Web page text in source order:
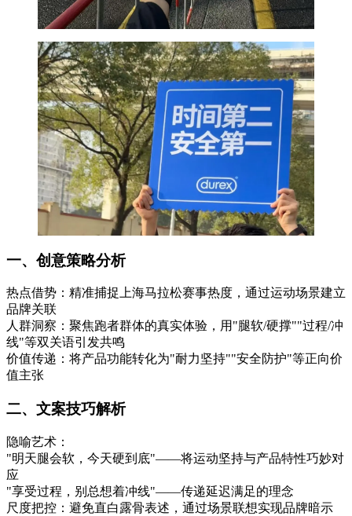
一、创意策略分析‌
热点借势‌：精准捕捉上海马拉松赛事热度，通过运动场景建立
品牌关联
人群洞察‌：聚焦跑者群体的真实体验，用"腿软/硬撑""过程/冲
线"等双关语引发共鸣
价值传递‌：将产品功能转化为"耐力坚持""安全防护"等正向价
值主张
二、文案技巧解析‌
隐喻艺术‌：
"明天腿会软，今天硬到底"——将运动坚持与产品特性巧妙对
应
"享受过程，别总想着冲线"——传递延迟满足的理念
尺度把控‌：避免直白露骨表述，通过场景联想实现品牌暗示